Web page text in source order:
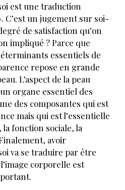
est une traduction
C’est un jugement sur soi-
de satisfaction qu’on
impliqué ? Parce que
essentiels de
repose en grande
L’aspect de la peau
organe essentiel des
des composantes qui est
mais qui est l’essentielle
fonction sociale, la
avoir
va se traduire par être
corporelle est